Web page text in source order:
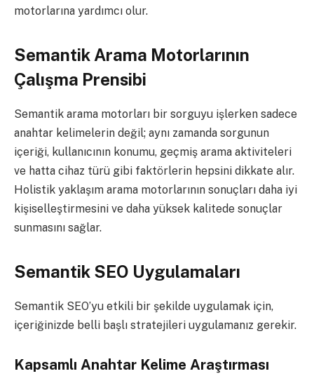
motorlarına yardımcı olur.
Semantik Arama Motorlarının
Çalışma Prensibi
Semantik arama motorları bir sorguyu işlerken sadece
anahtar kelimelerin değil; aynı zamanda sorgunun
içeriği, kullanıcının konumu, geçmiş arama aktiviteleri
ve hatta cihaz türü gibi faktörlerin hepsini dikkate alır.
Holistik yaklaşım arama motorlarının sonuçları daha iyi
kişiselleştirmesini ve daha yüksek kalitede sonuçlar
sunmasını sağlar.
Semantik SEO Uygulamaları
Semantik SEO’yu etkili bir şekilde uygulamak için,
içeriğinizde belli başlı stratejileri uygulamanız gerekir.
Kapsamlı Anahtar Kelime Araştırması